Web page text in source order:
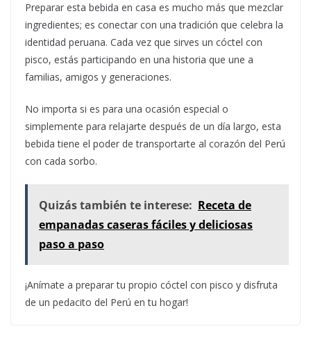
Preparar esta bebida en casa es mucho más que mezclar
ingredientes; es conectar con una tradición que celebra la
identidad peruana. Cada vez que sirves un cóctel con
pisco, estás participando en una historia que une a
familias, amigos y generaciones.
No importa si es para una ocasión especial o
simplemente para relajarte después de un día largo, esta
bebida tiene el poder de transportarte al corazón del Perú
con cada sorbo.
Quizás también te interese: Receta de
empanadas caseras fáciles y deliciosas
paso a paso
¡Anímate a preparar tu propio cóctel con pisco y disfruta
de un pedacito del Perú en tu hogar!